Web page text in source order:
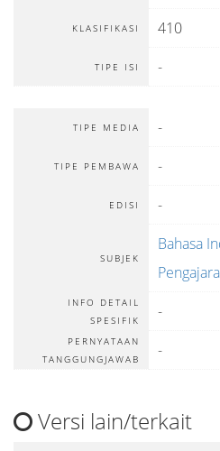
KLASIFIKASI 410
TIPE ISI -
TIPE MEDIA -
TIPE PEMBAWA -
EDISI -
SUBJEK
Bahasa
INFO DETAIL
SPESIFIK
-
PERNYATAAN
TANGGUNGJAWAB
-
Versi lain/terkait